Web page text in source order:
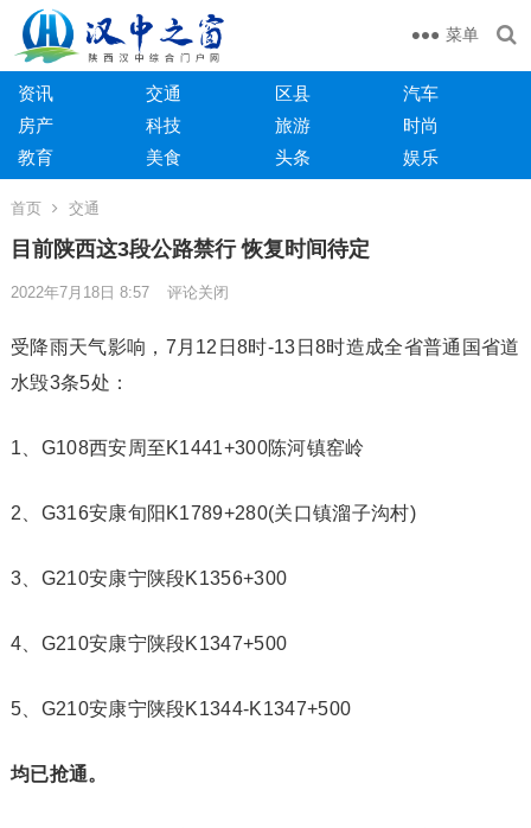
菜单
资讯 交通 区县
汽车
房产
科技 旅游
时尚
教育
美食 头条 娱乐
首页 交通
目前陕西这3段公路禁行 恢复时间待定
2022年7月18日 8:57 评论关闭
受降雨天气影响，7月12日8时-13日8时造成全省普通国省道
水毁3条5处：
1、G108西安周至K1441+300陈河镇窑岭
2、G316安康旬阳K1789+280(关口镇溜子沟村)
3、G210安康宁陕段K1356+300
4、G210安康宁陕段K1347+500
5、G210安康宁陕段K1344-K1347+500
均已抢通。